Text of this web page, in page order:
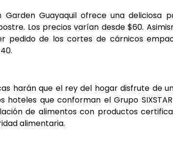
Guayaquil ofrece una deliciosa
Los precios varían desde $60.
pedido de los cortes de cárnicos
harán que el rey del hogar disfrute de
que conforman el Grupo
de alimentos con productos
alimentaria.